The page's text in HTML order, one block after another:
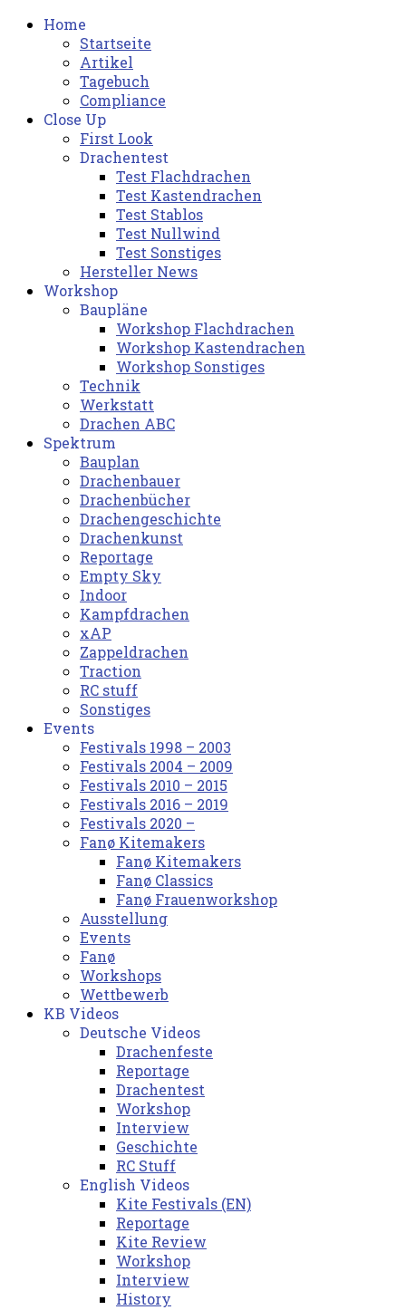
Home
Startseite
Artikel
Tagebuch
Compliance
Close Up
First Look
Drachentest
Test Flachdrachen
Test Kastendrachen
Test Stablos
Test Nullwind
Test Sonstiges
Hersteller News
Workshop
Baupläne
Workshop Flachdrachen
Workshop Kastendrachen
Workshop Sonstiges
Technik
Werkstatt
Drachen ABC
Spektrum
Bauplan
Drachenbauer
Drachenbücher
Drachengeschichte
Drachenkunst
Reportage
Empty Sky
Indoor
Kampfdrachen
xAP
Zappeldrachen
Traction
RC stuff
Sonstiges
Events
Festivals 1998 – 2003
Festivals 2004 – 2009
Festivals 2010 – 2015
Festivals 2016 – 2019
Festivals 2020 –
Fanø Kitemakers
Fanø Kitemakers
Fanø Classics
Fanø Frauenworkshop
Ausstellung
Events
Fanø
Workshops
Wettbewerb
KB Videos
Deutsche Videos
Drachenfeste
Reportage
Drachentest
Workshop
Interview
Geschichte
RC Stuff
English Videos
Kite Festivals (EN)
Reportage
Kite Review
Workshop
Interview
History